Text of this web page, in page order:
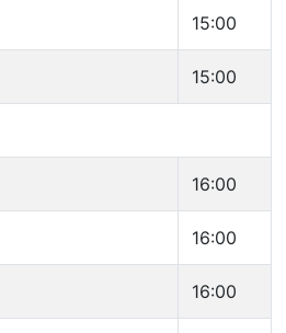
15:00
15:00
16:00
16:00
16:00